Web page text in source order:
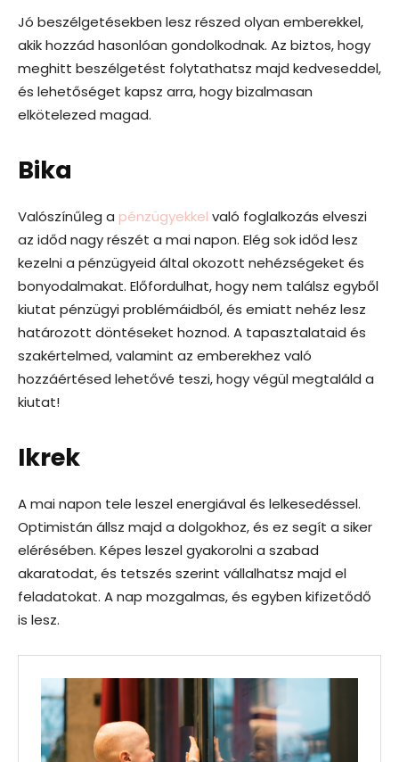
Jó beszélgetésekben lesz részed olyan emberekkel,
akik hozzád hasonlóan gondolkodnak. Az biztos, hogy
meghitt beszélgetést folytathatsz majd kedveseddel,
és lehetőséget kapsz arra, hogy bizalmasan
elkötelezed magad.
Bika
Valószínűleg a pénzügyekkel való foglalkozás elveszi
az időd nagy részét a mai napon. Elég sok időd lesz
kezelni a pénzügyeid által okozott nehézségeket és
bonyodalmakat. Előfordulhat, hogy nem találsz egyből
kiutat pénzügyi problémáidból, és emiatt nehéz lesz
határozott döntéseket hoznod. A tapasztalataid és
szakértelmed, valamint az emberekhez való
hozzáértésed lehetővé teszi, hogy végül megtaláld a
kiutat!
Ikrek
A mai napon tele leszel energiával és lelkesedéssel.
Optimistán állsz majd a dolgokhoz, és ez segít a siker
elérésében. Képes leszel gyakorolni a szabad
akaratodat, és tetszés szerint vállalhatsz majd el
feladatokat. A nap mozgalmas, és egyben kifizetődő
is lesz.